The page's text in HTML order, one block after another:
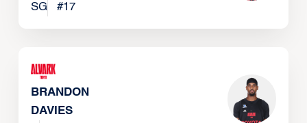
SG
#17
BRANDON
DAVIES